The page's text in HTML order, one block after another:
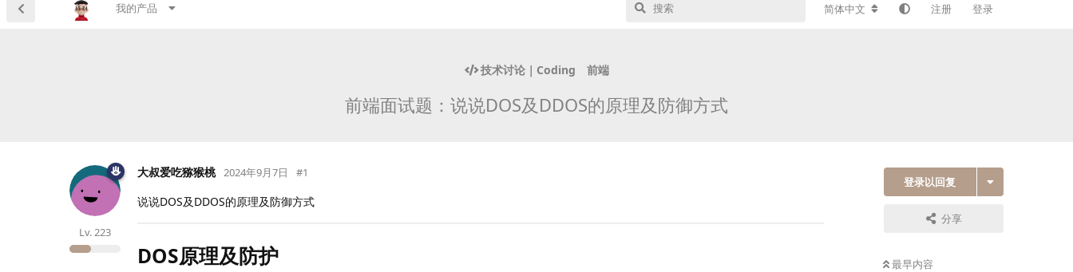
我的产品 简体中文 注册 登录
技术讨论｜Coding 前端
前端面试题：说说DOS及DDOS的原理及防御方式
登录以回复
分享
最早内容
大叔爱吃猕猴桃
Lv.223
2024年9月7日 #1
说说DOS及DDOS的原理及防御方式
DOS原理及防护